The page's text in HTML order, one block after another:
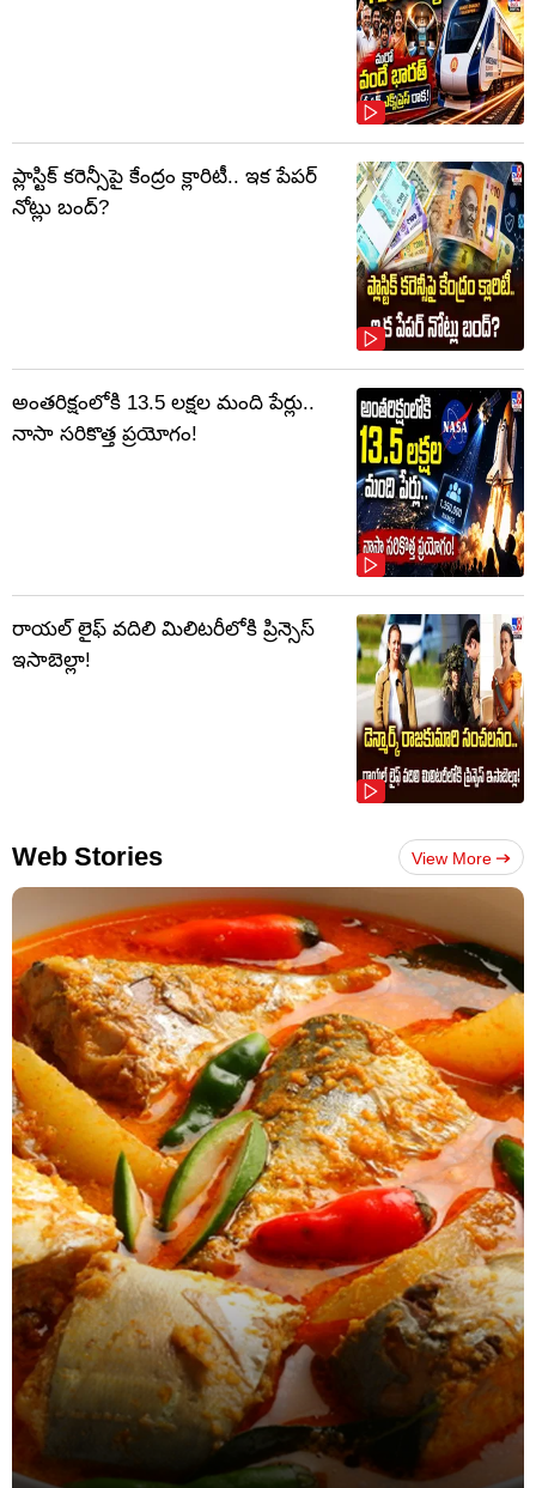
ప్లాస్టిక్‌ కరెన్సీపై కేంద్రం క్లారిటీ.. ఇక పేపర్‌
నోట్లు బంద్‌?
అంతరిక్షంలోకి 13.5 లక్షల మంది పేర్లు..
నాసా సరికొత్త ప్రయోగం!
రాయల్ లైఫ్ వదిలి మిలిటరీలోకి ప్రిన్సెస్
ఇసాబెల్లా!
Web Stories View More